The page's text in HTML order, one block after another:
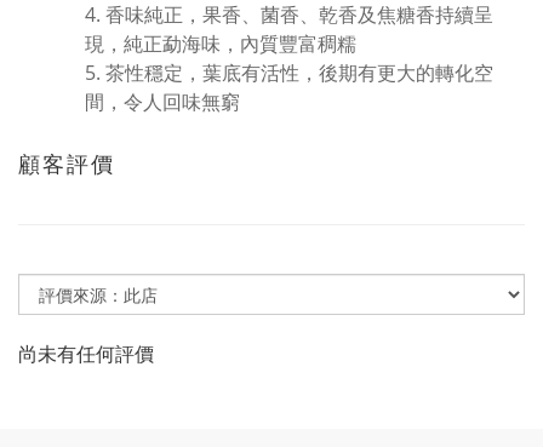
香味純正，果香、菌香、乾香及焦糖香持續呈
現，純正勐海味，內質豐富稠糯
茶性穩定，葉底有活性，後期有更大的轉化空
間，令人回味無窮
顧客評價
尚未有任何評價